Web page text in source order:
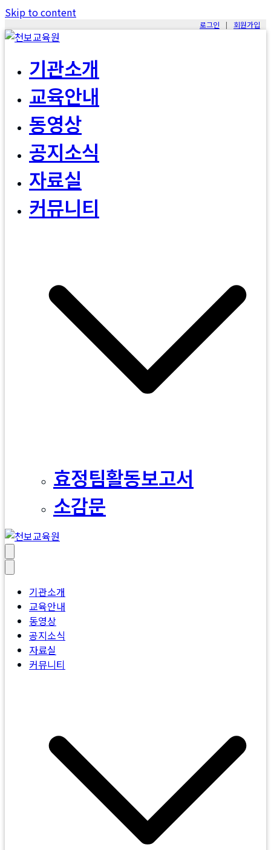
Skip to content
로그인 | 회원가입
천보교육원
새로운 깨달음과 변화의 시간, 신앙, 성장, 도전이 함께하는 특별
한 기회, 효정캠프 16주 과정
기관소개
교육안내
동영상
공지소식
자료실
커뮤니티
효정팀활동보고서
소감문
천보교육원
새로운 깨달음과 변화의 시간, 신앙, 성장, 도전이 함께하는 특별
한 기회, 효정캠프 16주 과정
기관소개
교육안내
동영상
공지소식
자료실
커뮤니티